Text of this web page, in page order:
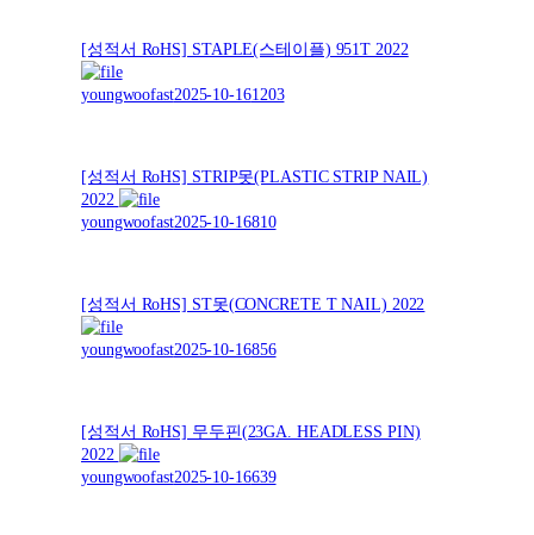
[성적서 RoHS] STAPLE(스테이플) 951T 2022
youngwoofast2025-10-161203
[성적서 RoHS] STRIP못(PLASTIC STRIP NAIL)
2022
youngwoofast2025-10-16810
[성적서 RoHS] ST못(CONCRETE T NAIL) 2022
youngwoofast2025-10-16856
[성적서 RoHS] 무두핀(23GA. HEADLESS PIN)
2022
youngwoofast2025-10-16639